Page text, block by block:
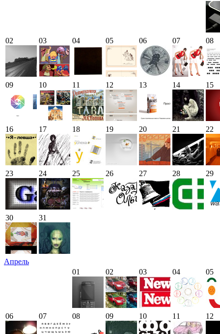
02 03 04 05 06 07 08
09 10 11 12 13 14 15
16 17 18 19 20 21 22
23 24 25 26 27 28 29
30 31
Апрель
01
02 03 04 05
06 07 08 09 10 11 12